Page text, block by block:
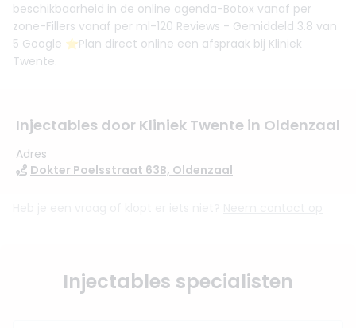
beschikbaarheid in de online agenda-Botox vanaf per
zone-Fillers vanaf per ml-120 Reviews - Gemiddeld 3.8 van
5 Google ⭐️Plan direct online een afspraak bij Kliniek
Twente.
Injectables door Kliniek Twente in Oldenzaal
Adres
Dokter Poelsstraat 63B, Oldenzaal
Injectables specialisten